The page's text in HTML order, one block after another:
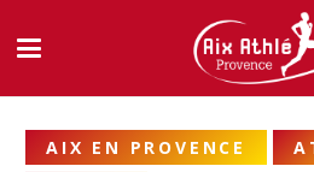
AIX EN PROVENCE